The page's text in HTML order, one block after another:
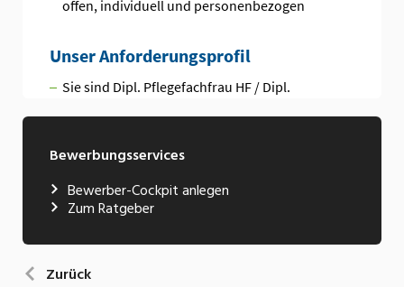
Bewerbungsservices
Bewerber-Cockpit anlegen
Zum Ratgeber
Zurück